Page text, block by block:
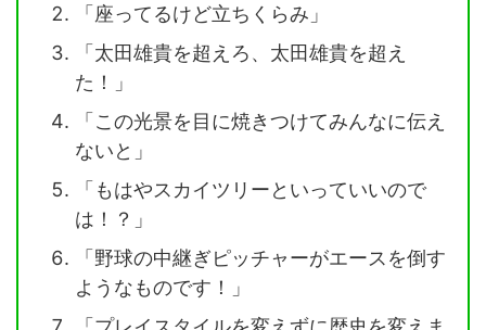
「座ってるけど立ちくらみ」
「太田雄貴を超えろ、太田雄貴を超え
た！」
「この光景を目に焼きつけてみんなに伝え
ないと」
「もはやスカイツリーといっていいので
は！？」
「野球の中継ぎピッチャーがエースを倒す
ようなものです！」